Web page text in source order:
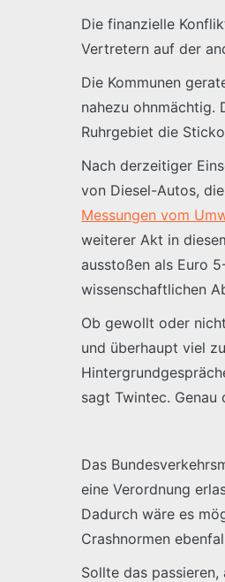
Die finanzielle
Vertretern auf der
Die Kommunen
nahezu ohnmächtig.
Ruhrgebiet die
Nach derzeitiger
von Diesel-Autos,
Messungen vom
weiterer Akt in
ausstoßen als Euro
wissenschaftlichen
Ob gewollt oder
und überhaupt viel
sagt Twintec.
Das
eine Verordnung
Dadurch wäre es
Crashnormen
Sollte das